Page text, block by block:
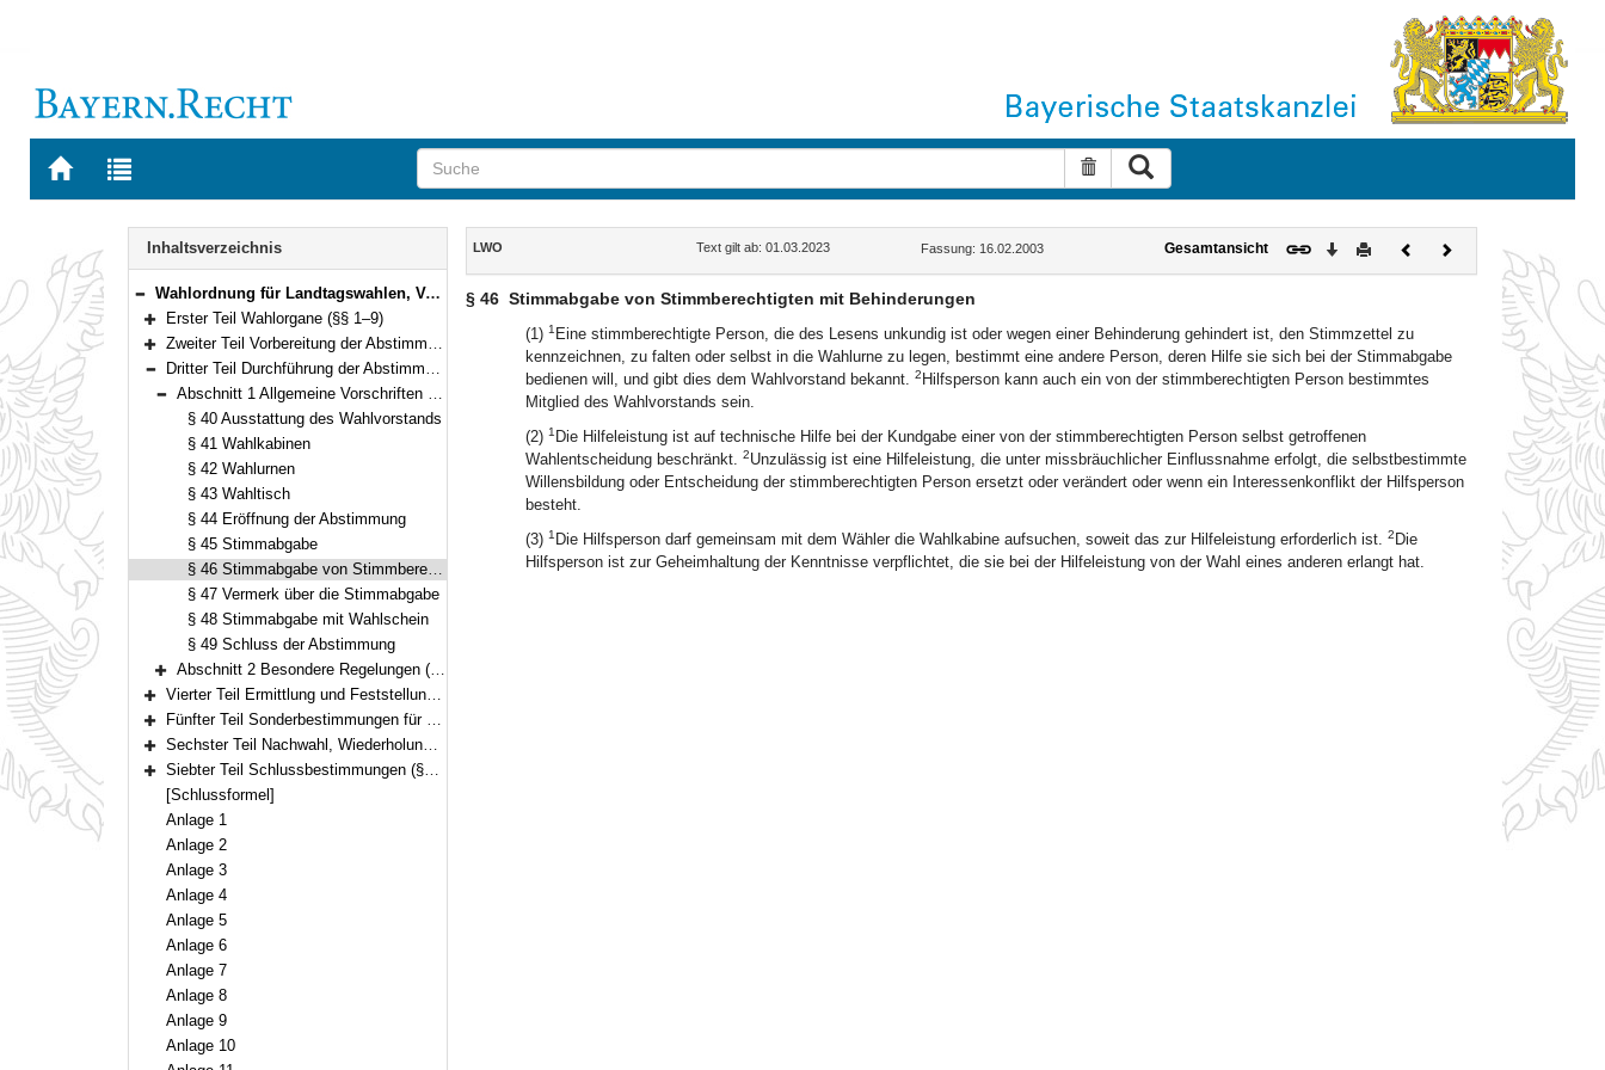
Zur
BAYERN.RECHT
Zur
letzten
Suche zurücksetzen
Navigation
Inhaltsverzeichnis
Bereich reduzieren
Wahlordnung für Landtagswahlen, Volksbegehren und Volksentscheide (Landeswahlordnung – LWO) Vom 16. Februar 2003 (GVBl. S. 62) BayRS 111-1-1-I (§§ 1–92)
Bereich erweitern
Erster Teil Wahlorgane (§§ 1–9)
Bereich erweitern
Zweiter Teil Vorbereitung der Abstimmungen (§§ 10–39)
Bereich reduzieren
Dritter Teil Durchführung der Abstimmung (§§ 40–54)
Bereich reduzieren
Abschnitt 1 Allgemeine Vorschriften (§§ 40–49)
§ 40 Ausstattung des Wahlvorstands
§ 41 Wahlkabinen
§ 42 Wahlurnen
§ 43 Wahltisch
§ 44 Eröffnung der Abstimmung
§ 45 Stimmabgabe
§ 46 Stimmabgabe von Stimmberechtigten mit Behinderungen
§ 47 Vermerk über die Stimmabgabe
§ 48 Stimmabgabe mit Wahlschein
§ 49 Schluss der Abstimmung
Bereich erweitern
Abschnitt 2 Besondere Regelungen (§§ 50–54)
Bereich erweitern
Vierter Teil Ermittlung und Feststellung der Abstimmungsergebnisse (§§ 55–71)
Bereich erweitern
Fünfter Teil Sonderbestimmungen für Volksbegehren (§§ 72–83)
Bereich erweitern
Sechster Teil Nachwahl, Wiederholungswahl (§§ 84–85)
Bereich erweitern
Siebter Teil Schlussbestimmungen (§§ 86–92)
[Schlussformel]
Anlage 1
Anlage 2
Anlage 3
Anlage 4
Anlage 5
Anlage 6
Anlage 7
Anlage 8
Anlage 9
Anlage 10
Inhalt
LWO Text gilt ab: 01.03.2023 Fassung: 16.02.2003 Gesamtansicht Download
DruckenVorherigesNächstes
Dokument
§ 46 Stimmabgabe von Stimmberechtigten mit Behinderungen
(1) 1 Eine stimmberechtigte Person, die des Lesens unkundig ist oder wegen einer Behinderung gehindert ist, den Stimmzettel zu
kennzeichnen, zu falten oder selbst in die Wahlurne zu legen, bestimmt eine andere Person, deren Hilfe sie sich bei der Stimmabgabe
bedienen will, und gibt dies dem Wahlvorstand bekannt. 2 Hilfsperson kann auch ein von der stimmberechtigten Person bestimmtes
Mitglied des Wahlvorstands sein.
(2) 1 Die Hilfeleistung ist auf technische Hilfe bei der Kundgabe einer von der stimmberechtigten Person selbst getroffenen
Wahlentscheidung beschränkt. 2Unzulässig ist eine Hilfeleistung, die unter missbräuchlicher Einflussnahme erfolgt, die selbstbestimmte
Willensbildung oder Entscheidung der stimmberechtigten Person ersetzt oder verändert oder wenn ein Interessenkonflikt der Hilfsperson
besteht.
(3) 1 Die Hilfsperson darf gemeinsam mit dem Wähler die Wahlkabine aufsuchen, soweit das zur Hilfeleistung erforderlich ist. 2 Die
Hilfsperson ist zur Geheimhaltung der Kenntnisse verpflichtet, die sie bei der Hilfeleistung von der Wahl eines anderen erlangt hat.